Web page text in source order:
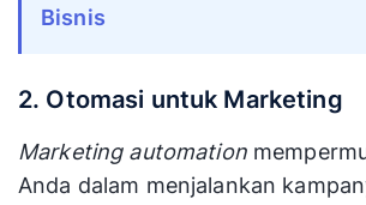
Bisnis
2. Otomasi untuk Marketing
Marketing automation
Anda dalam menjalankan